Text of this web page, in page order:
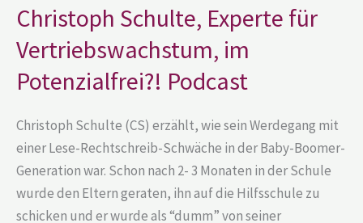
Christoph Schulte, Experte für
Vertriebswachstum, im
Potenzialfrei?! Podcast
Christoph Schulte (CS) erzählt, wie sein Werdegang mit
einer Lese-Rechtschreib-Schwäche in der Baby-Boomer-
Generation war. Schon nach 2- 3 Monaten in der Schule
wurde den Eltern geraten, ihn auf die Hilfsschule zu
schicken und er wurde als “dumm” von seiner
im
Potenzialfrei?!
Podcast